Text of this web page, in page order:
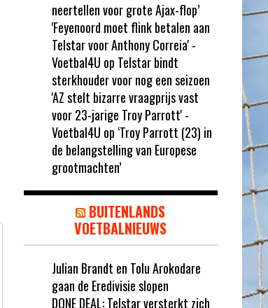
neertellen voor grote Ajax-flop’
'Feyenoord moet flink betalen aan
Telstar voor Anthony Correia' -
Voetbal4U op Telstar bindt
sterkhouder voor nog een seizoen
'AZ stelt bizarre vraagprijs vast
voor 23-jarige Troy Parrott' -
Voetbal4U op ‘Troy Parrott (23) in
de belangstelling van Europese
grootmachten’
BUITENLANDS
VOETBALNIEUWS
Julian Brandt en Tolu Arokodare
gaan de Eredivisie slopen
DONE DEAL: Telstar versterkt zich